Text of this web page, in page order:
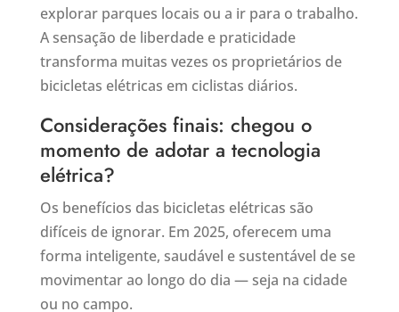
explorar parques locais ou a ir para o trabalho.
A sensação de liberdade e praticidade
transforma muitas vezes os proprietários de
bicicletas elétricas em ciclistas diários.
Considerações finais: chegou o
momento de adotar a tecnologia
elétrica?
Os benefícios das bicicletas elétricas são
difíceis de ignorar. Em 2025, oferecem uma
forma inteligente, saudável e sustentável de se
movimentar ao longo do dia — seja na cidade
ou no campo.